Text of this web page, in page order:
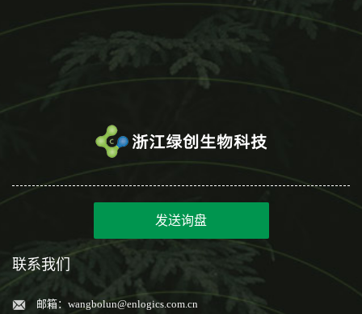
发送询盘
联系我们
邮箱： wangbolun@enlogics.com.cn